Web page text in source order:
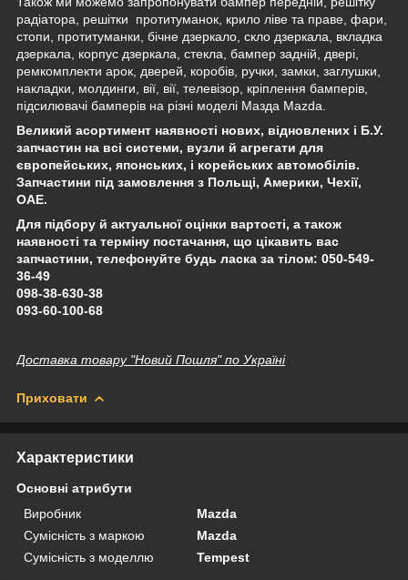
радіатора, решітки протитуманок, крило ліве та праве, фари,
стопи, протитуманки, бічне дзеркало, скло дзеркала, вкладка
дзеркала, корпус дзеркала, стекла, бампер задній, двері,
ремкомплекти арок, дверей, коробів, ручки, замки, заглушки,
накладки, молдинги, вії, вії, телевізор, кріплення бамперів,
підсилювачі бамперів на різні моделі Мазда Mazda.
Великий асортимент наявності нових, відновлених і Б.У.
запчастин на всі системи, вузли й агрегати для
європейських, японських, і корейських автомобілів.
Запчастини під замовлення з Польщі, Америки, Чехії,
ОАЕ.
Для підбору й актуальної оцінки вартості, а також
наявності та терміну постачання, що цікавить вас
запчастини, телефонуйте будь ласка за тілом: 050-549-
36-49
098-38-630-38
093-60-100-68
Доставка товару "Новий Пошля" по Україні
Приховати
Характеристики
Основні атрибути
Виробник
Mazda
Сумісність з маркою
Mazda
Сумісність з моделлю
Tempest